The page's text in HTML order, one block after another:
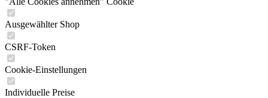
Ausgewählter Shop
CSRF-Token
Cookie-Einstellungen
Individuelle Preise